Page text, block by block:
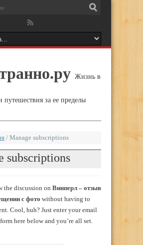
Жизнь в
путешествия за ее пределы
/ Manage subscriptions
subscriptions
the discussion on Винперл – отзыв
с фото without having to
Cool, huh? Just enter your email
here below and you’re all set.